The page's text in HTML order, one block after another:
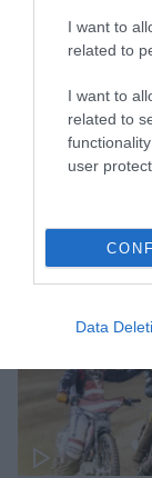
I want to
related to
I want to
related to
user
Data
ne
par